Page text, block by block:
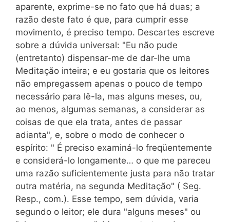
aparente, exprime-se no fato que há duas; a
razão deste fato é que, para cumprir esse
movimento, é preciso tempo. Descartes escreve
sobre a dúvida universal: "Eu não pude
(entretanto) dispensar-me de dar-lhe uma
Meditação inteira; e eu gostaria que os leitores
não empregassem apenas o pouco de tempo
necessário para lê-la, mas alguns meses, ou,
ao menos, algumas semanas, a considerar as
coisas de que ela trata, antes de passar
adianta", e, sobre o modo de conhecer o
espírito: " É preciso examiná-lo freqüentemente
e considerá-lo longamente… o que me pareceu
uma razão suficientemente justa para não tratar
outra matéria, na segunda Meditação" ( Seg.
Resp., com.). Esse tempo, sem dúvida, varia
segundo o leitor; ele dura "alguns meses" ou